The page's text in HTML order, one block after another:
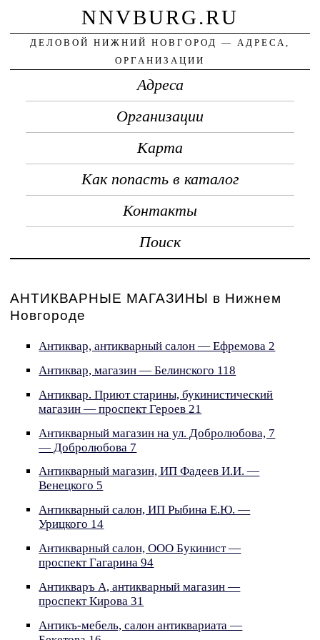
NNVBURG.RU
ДЕЛОВОЙ НИЖНИЙ НОВГОРОД — АДРЕСА,
ОРГАНИЗАЦИИ
Адреса
Организации
Карта
Как попасть в каталог
Контакты
Поиск
АНТИКВАРНЫЕ МАГАЗИНЫ в Нижнем
Новгороде
Антиквар, антикварный салон — Ефремова 2
Антиквар, магазин — Белинского 118
Антиквар. Приют старины, букинистический
магазин — проспект Героев 21
Антикварный магазин на ул. Добролюбова, 7
— Добролюбова 7
Антикварный магазин, ИП Фадеев И.И. —
Венецкого 5
Антикварный салон, ИП Рыбина Е.Ю. —
Урицкого 14
Антикварный салон, ООО Букинист —
проспект Гагарина 94
Антикваръ А, антикварный магазин —
проспект Кирова 31
Антикъ-мебель, салон антиквариата —